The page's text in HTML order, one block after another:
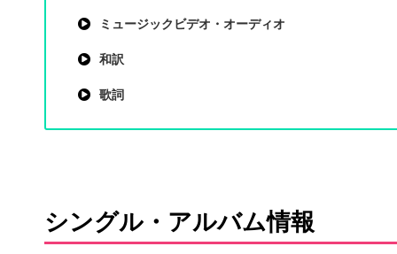
ミュージックビデオ・オーディオ
和訳
歌詞
シングル・アルバム情報